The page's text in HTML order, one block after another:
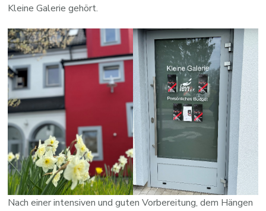
Kleine Galerie gehört.
Nach einer intensiven und guten Vorbereitung, dem Hängen